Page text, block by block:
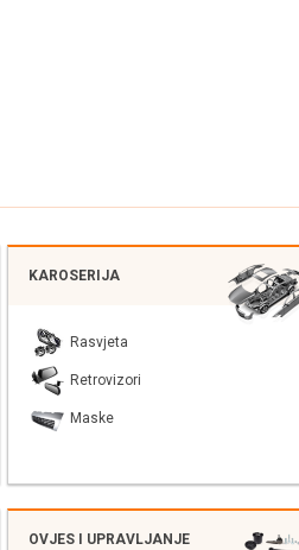
KAROSERIJA
Rasvjeta
Retrovizori
Maske
OVJES I UPRAVLJANJE